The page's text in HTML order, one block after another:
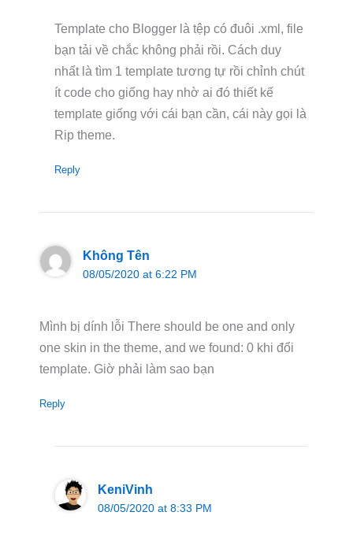
Template cho Blogger là tệp có đuôi .xml, file
bạn tải về chắc không phải rồi. Cách duy
nhất là tìm 1 template tương tự rồi chỉnh chút
ít code cho giống hay nhờ ai đó thiết kế
template giống với cái bạn cần, cái này gọi là
Rip theme.
Reply
Không Tên
08/05/2020 at 6:22 PM
Mình bị dính lỗi There should be one and only
one skin in the theme, and we found: 0 khi đổi
template. Giờ phải làm sao bạn
Reply
KeniVinh
08/05/2020 at 8:33 PM